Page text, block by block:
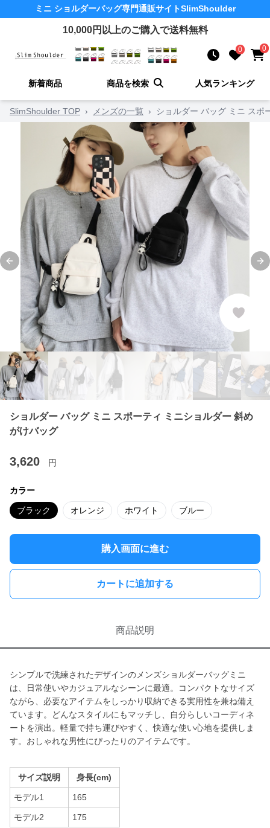
ミニ ショルダーバッグ専門通販サイトSlimShoulder
10,000円以上のご購入で送料無料
0 0
新着商品 商品を検索 人気ランキング
SlimShoulder TOP › メンズの一覧 › ショルダー バッグ ミニ スポ
Previous slide
ショルダー バッグ ミニ スポーティ ミニショルダー 斜め
がけバッグ
3,620 円
カラー
ブラック オレンジ ホワイト ブルー
購入画面に進む
カートに追加する
商品説明
シンプルで洗練されたデザインのメンズショルダーバッグミニ
は、日常使いやカジュアルなシーンに最適。コンパクトなサイズ
ながら、必要なアイテムをしっかり収納できる実用性を兼ね備え
ています。どんなスタイルにもマッチし、自分らしいコーディネ
ートを演出。軽量で持ち運びやすく、快適な使い心地を提供しま
す。おしゃれな男性にぴったりのアイテムです。
サイズ説明 身長(cm)
モデル1 165
モデル2 175